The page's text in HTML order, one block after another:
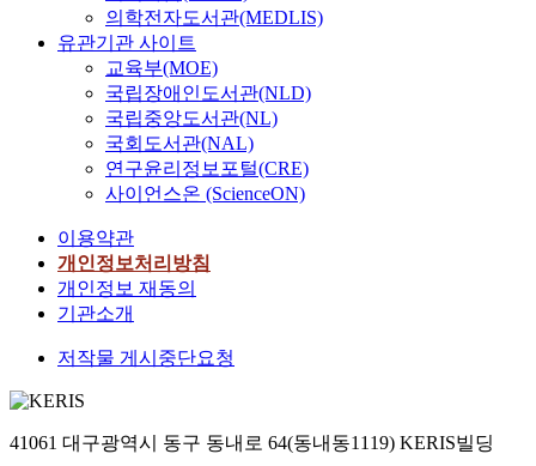
의학전자도서관(MEDLIS)
유관기관 사이트
교육부(MOE)
국립장애인도서관(NLD)
국립중앙도서관(NL)
국회도서관(NAL)
연구윤리정보포털(CRE)
사이언스온 (ScienceON)
이용약관
개인정보처리방침
개인정보 재동의
기관소개
저작물 게시중단요청
41061 대구광역시 동구 동내로 64(동내동1119) KERIS빌딩